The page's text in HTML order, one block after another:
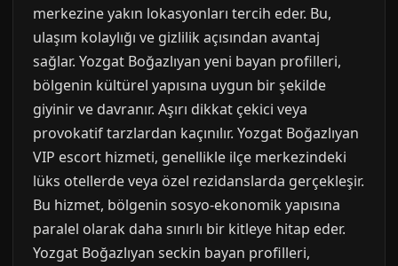
merkezine yakın lokasyonları tercih eder. Bu,
ulaşım kolaylığı ve gizlilik açısından avantaj
sağlar. Yozgat Boğazlıyan yeni bayan profilleri,
bölgenin kültürel yapısına uygun bir şekilde
giyinir ve davranır. Aşırı dikkat çekici veya
provokatif tarzlardan kaçınılır. Yozgat Boğazlıyan
VIP escort hizmeti, genellikle ilçe merkezindeki
lüks otellerde veya özel rezidanslarda gerçekleşir.
Bu hizmet, bölgenin sosyo-ekonomik yapısına
paralel olarak daha sınırlı bir kitleye hitap eder.
Yozgat Boğazlıyan seckin bayan profilleri,